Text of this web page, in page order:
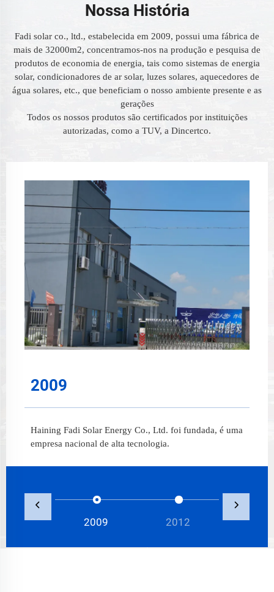
Nossa História
Fadi solar co., ltd., estabelecida em 2009, possui uma fábrica de
mais de 32000m2, concentramos-nos na produção e pesquisa de
produtos de economia de energia, tais como sistemas de energia
solar, condicionadores de ar solar, luzes solares, aquecedores de
água solares, etc., que beneficiam o nosso ambiente presente e as
gerações
Todos os nossos produtos são certificados por instituições
autorizadas, como a TUV, a Dincertco.
2009
Haining Fadi Solar Energy Co., Ltd. foi fundada, é uma
empresa nacional de alta tecnologia.
2009 2012 2019